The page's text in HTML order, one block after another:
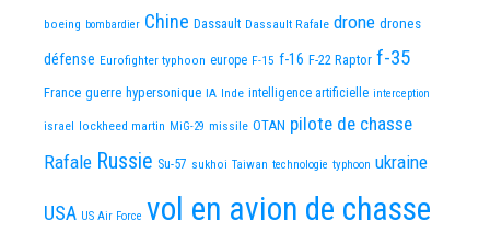
boeing bombardier Chine Dassault Dassault Rafale drone drones
défense Eurofighter typhoon europe F-15 f-16 F-22 Raptor f-35
France guerre hypersonique IA Inde intelligence artificielle interception
israel lockheed martin MiG-29 missile OTAN pilote de chasse
Rafale Russie Su-57 sukhoi Taiwan technologie typhoon ukraine
USA US Air Force vol en avion de chasse